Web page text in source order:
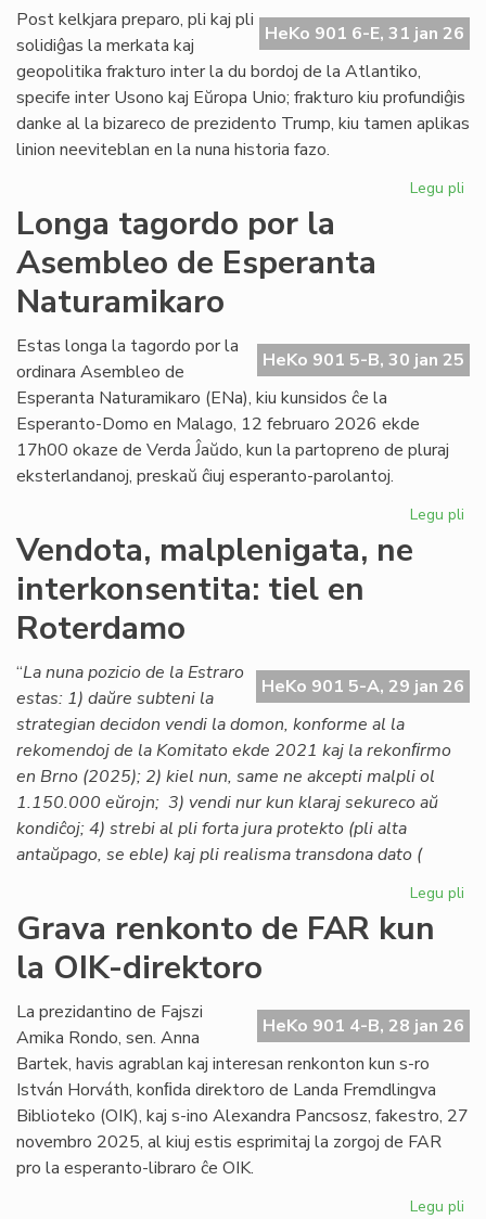
ĉe
HeKo 901 6-E, 31 jan 26
Post kelkjara preparo, pli kaj pli
solidiĝas la merkata kaj
geopolitika frakturo inter la du bordoj de la Atlantiko,
specife inter Usono kaj Eŭropa Unio; frakturo kiu profundiĝis
danke al la bizareco de prezidento Trump, kiu tamen aplikas
linion neeviteblan en la nuna historia fazo.
Legu pli
ĉe
Longa tagordo por la
Asembleo de Esperanta
Naturamikaro
HeKo 901 5-B, 30 jan 25
Estas longa la tagordo por la
ordinara Asembleo de
Esperanta Naturamikaro (ENa), kiu kunsidos ĉe la
Esperanto-Domo en Malago, 12 februaro 2026 ekde
17h00 okaze de Verda Ĵaŭdo, kun la partopreno de pluraj
eksterlandanoj, preskaŭ ĉiuj esperanto-parolantoj.
Legu pli
Vendota, malplenigata, ne
interkonsentita: tiel en
Roterdamo
HeKo 901 5-A, 29 jan 26
“La nuna pozicio de la Estraro
estas: 1) daŭre subteni la
strategian decidon vendi la domon, konforme al la
rekomendoj de la Komitato ekde 2021 kaj la rekonﬁrmo
en Brno (2025); 2) kiel nun, same ne akcepti malpli ol
1.150.000 eŭrojn; 3) vendi nur kun klaraj sekureco aŭ
kondiĉoj; 4) strebi al pli forta jura protekto (pli alta
antaŭpago, se eble) kaj pli realisma transdona dato (
Legu pli
tiel
Grava renkonto de FAR kun
la OIK-direktoro
HeKo 901 4-B, 28 jan 26
La prezidantino de Fajszi
Amika Rondo, sen. Anna
Bartek, havis agrablan kaj interesan renkonton kun s-ro
István Horváth, konﬁda direktoro de Landa Fremdlingva
Biblioteko (OIK), kaj s-ino Alexandra Pancsosz, fakestro, 27
novembro 2025, al kiuj estis esprimitaj la zorgoj de FAR
pro la esperanto-libraro ĉe OIK.
Legu pli